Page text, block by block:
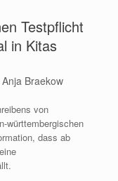
Testpflicht
in Kitas
Anja Braekow
von
württembergischen
dass ab